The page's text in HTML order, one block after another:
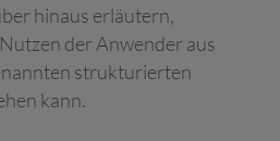
hinaus erläutern,
der Anwender aus
strukturierten
kann.
Dieser Cookie wird
verwendet, um
zwischen Menschen
und Bots zu
1 Tag